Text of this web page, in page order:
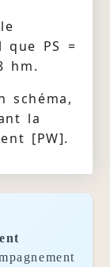
que PS =
hm.
schéma,
la
[PW].